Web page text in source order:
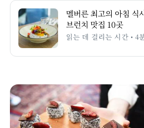
멜버른 최고의 아침 식
브런치 맛집 10곳
읽는 데 걸리는 시간 • 4